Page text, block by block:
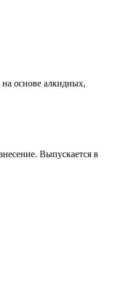
основе алкидных,
Выпускается в